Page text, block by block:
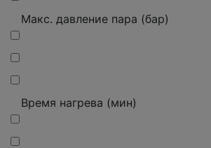
Макс. давление пара (бар)
Время нагрева (мин)